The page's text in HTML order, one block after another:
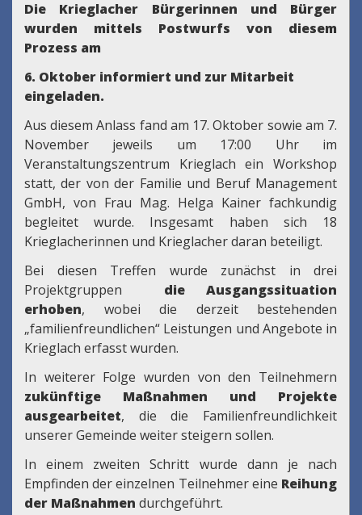
Die Krieglacher Bürgerinnen und Bürger
wurden mittels Postwurfs von diesem
Prozess am
6. Oktober informiert und zur Mitarbeit
eingeladen.
Aus diesem Anlass fand am 17. Oktober sowie am 7.
November jeweils um 17:00 Uhr im
Veranstaltungszentrum Krieglach ein Workshop
statt, der von der Familie und Beruf Management
GmbH, von Frau Mag. Helga Kainer fachkundig
begleitet wurde. Insgesamt haben sich 18
Krieglacherinnen und Krieglacher daran beteiligt.
Bei diesen Treffen wurde zunächst in drei
Projektgruppen die Ausgangssituation
erhoben, wobei die derzeit bestehenden
„familienfreundlichen“ Leistungen und Angebote in
Krieglach erfasst wurden.
In weiterer Folge wurden von den Teilnehmern
zukünftige Maßnahmen und Projekte
ausgearbeitet, die die Familienfreundlichkeit
unserer Gemeinde weiter steigern sollen.
In einem zweiten Schritt wurde dann je nach
Empfinden der einzelnen Teilnehmer eine Reihung
der Maßnahmen durchgeführt.